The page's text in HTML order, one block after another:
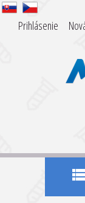
Prihlásenie